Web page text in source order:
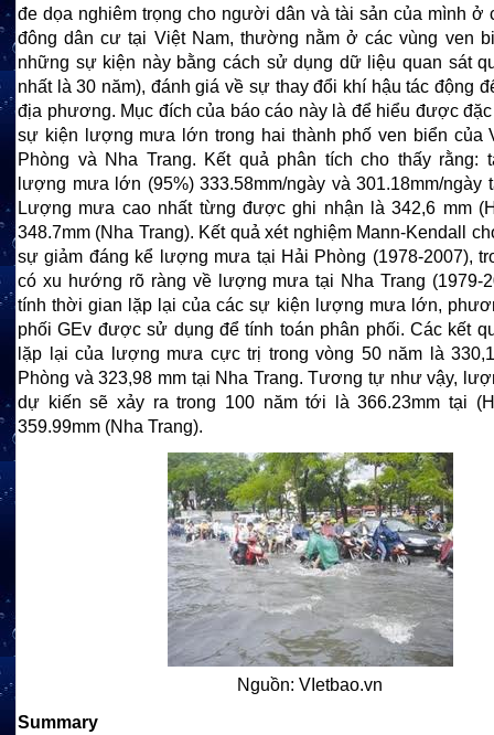
đe dọa nghiêm trọng cho người dân và tài sản của mình ở
đông dân cư tại Việt Nam, thường nằm ở các vùng ven
những sự kiện này bằng cách sử dụng dữ liệu quan sát
nhất là 30 năm), đánh giá về sự thay đổi khí hậu tác động
địa phương. Mục đích của báo cáo này là để hiểu được
sự kiện lượng mưa lớn trong hai thành phố ven biển của
Phòng và Nha Trang. Kết quả phân tích cho thấy rằng:
lượng mưa lớn (95%) 333.58mm/ngày và 301.18mm/ngày
Lượng mưa cao nhất từng được ghi nhận là 342,6 mm
348.7mm (Nha Trang). Kết quả xét nghiệm Mann-Kendall
sự giảm đáng kể lượng mưa tại Hải Phòng (1978-2007),
có xu hướng rõ ràng về lượng mưa tại Nha Trang (1979-
tính thời gian lặp lại của các sự kiện lượng mưa lớn,
phối GEv được sử dụng để tính toán phân phối. Các kết
lặp lại của lượng mưa cực trị trong vòng 50 năm là
Phòng và 323,98 mm tại Nha Trang. Tương tự như vậy,
dự kiến sẽ xảy ra trong 100 năm tới là 366.23mm tại
359.99mm (Nha Trang).
Nguồn: VIetbao.vn
Summary